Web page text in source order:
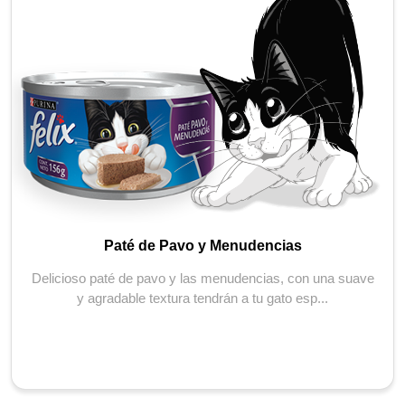
Paté de Pavo y Menudencias
Delicioso paté de pavo y las menudencias, con una suave
y agradable textura tendrán a tu gato esp...